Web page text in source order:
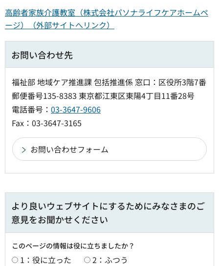
高齢者家族介護教室（株式会社パソナライフケアホームペ
ージ）（外部サイトへリンク）
お問い合わせ先
福祉部 地域ケア推進課 包括推進係 窓口：区役所3階7番
郵便番号135-8383 東京都江東区東陽4丁目11番28号
電話番号： 03-3647-9606
Fax：03-3647-3165
より良いウェブサイトにするためにみなさまのご
意見をお聞かせください
このページの情報は役に立ちましたか？
1：役に立った
2：ふつう